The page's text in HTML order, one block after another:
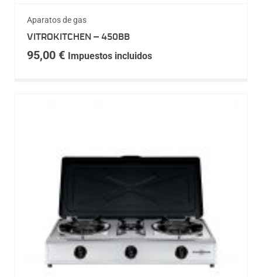
Aparatos de gas
VITROKITCHEN – 450BB
95,00 € Impuestos incluidos